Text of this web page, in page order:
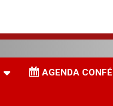
AGENDA